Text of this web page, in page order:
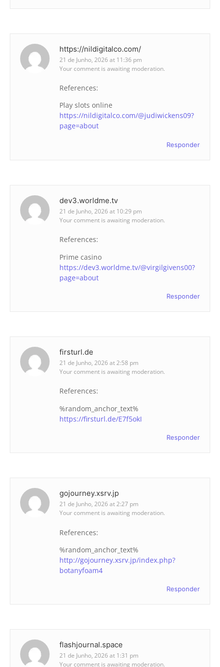
https://nildigitalco.com/
21 de Junho, 2026 at 11:36 pm
Your comment is awaiting moderation.
References:
Play slots online
https://nildigitalco.com/@judiwickens09?
page=about
Responder
dev3.worldme.tv
21 de Junho, 2026 at 10:29 pm
Your comment is awaiting moderation.
References:
Prime casino
https://dev3.worldme.tv/@virgilgivens00?
page=about
Responder
firsturl.de
21 de Junho, 2026 at 2:58 pm
Your comment is awaiting moderation.
References:
%random_anchor_text%
https://firsturl.de/E7f5okI
Responder
gojourney.xsrv.jp
21 de Junho, 2026 at 2:27 pm
Your comment is awaiting moderation.
References:
%random_anchor_text%
http://gojourney.xsrv.jp/index.php?
botanyfoam4
Responder
flashjournal.space
21 de Junho, 2026 at 1:31 pm
Your comment is awaiting moderation.